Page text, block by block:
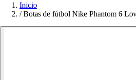
Inicio
/ Botas de fútbol Nike Phantom 6